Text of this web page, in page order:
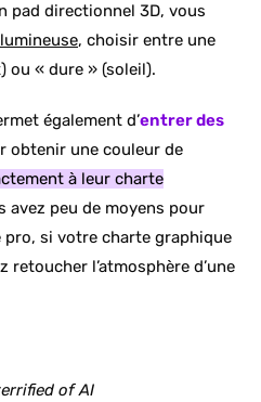
pad directionnel 3D, vous
, choisir entre une
ou « dure » (soleil).
également d’entrer des
obtenir une couleur de
à leur charte
avez peu de moyens pour
si votre charte graphique
l’atmosphère d’une
of AI